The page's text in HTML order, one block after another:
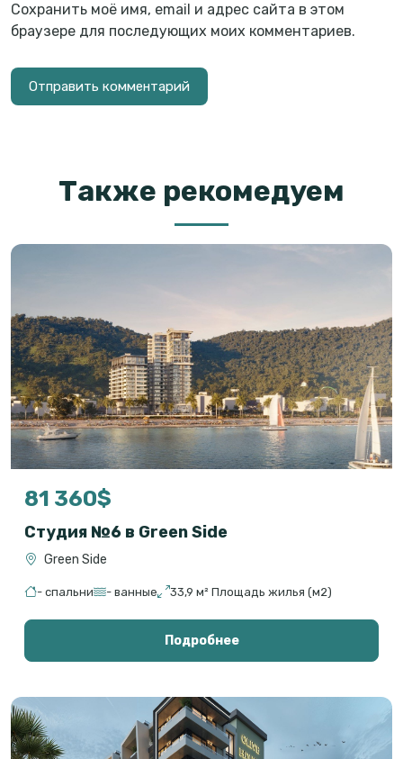
Сохранить моё имя, email и адрес сайта в этом
браузере для последующих моих комментариев.
Также рекомедуем
81 360$
Студия №6 в Green Side
Green Side
- спальни - ванные 33,9 м² Площадь жилья (м2)
Подробнее